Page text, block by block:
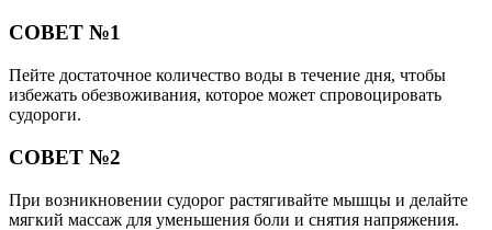
СОВЕТ №1
Пейте достаточное количество воды в течение дня, чтобы
избежать обезвоживания, которое может спровоцировать
судороги.
СОВЕТ №2
При возникновении судорог растягивайте мышцы и делайте
мягкий массаж для уменьшения боли и снятия напряжения.